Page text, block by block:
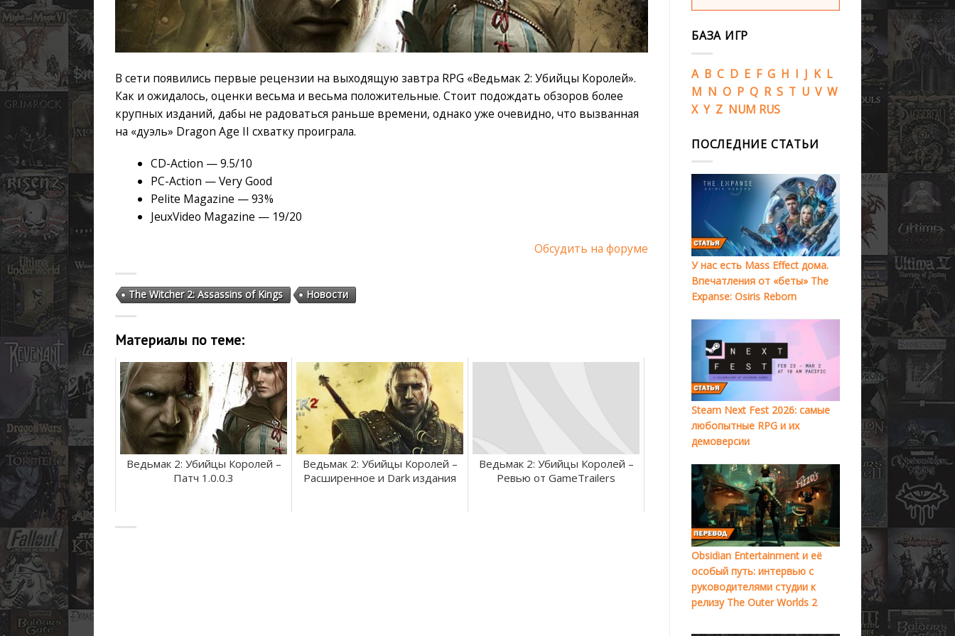
В сети появились первые рецензии на выходящую завтра RPG «Ведьмак 2: Убийцы Королей».
Как и ожидалось, оценки весьма и весьма положительные. Стоит подождать обзоров более
крупных изданий, дабы не радоваться раньше времени, однако уже очевидно, что вызванная
на «дуэль» Dragon Age II схватку проиграла.
CD-Action — 9.5/10
PC-Action — Very Good
Pelite Magazine — 93%
JeuxVideo Magazine — 19/20
Обсудить на форуме
The Witcher 2: Assassins of Kings Новости
Материалы по теме:
Ведьмак 2: Убийцы Королей –
Патч 1.0.0.3
Ведьмак 2: Убийцы Королей –
Расширенное и Dark издания
Ведьмак 2: Убийцы Королей –
Ревью от GameTrailers
БАЗА ИГР
A B C D E F G H I J K L
M N O P Q R S T U V W
X Y Z NUM RUS
ПОСЛЕДНИЕ СТАТЬИ
У нас есть Mass Effect дома.
Впечатления от «беты» The
Expanse: Osiris Reborn
Steam Next Fest 2026: самые
любопытные RPG и их
демоверсии
Obsidian Entertainment и её
особый путь: интервью с
руководителями студии к
релизу The Outer Worlds 2